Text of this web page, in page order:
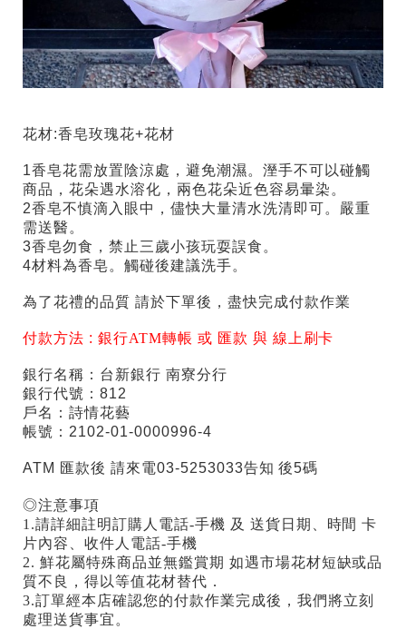
花材:香皂玫瑰花+花材
1香皂花需放置陰涼處，避免潮濕。溼手不可以碰觸
商品，花朵遇水溶化，兩色花朵近色容易暈染。
2香皂不慎滴入眼中，儘快大量清水洗清即可。嚴重
需送醫。
3香皂勿食，禁止三歲小孩玩耍誤食。
4材料為香皂。觸碰後建議洗手。
為了花禮的品質 請於下單後，盡快完成付款作業
付款方法 :銀行ATM轉帳 或 匯款 與 線上刷卡
銀行名稱：台新銀行 南寮分行
銀行代號：812
戶名：詩情花藝
帳號：2102-01-0000996-4
ATM 匯款後 請來電03-5253033告知 後5碼
◎注意事項
1.請詳細註明訂購人電話-手機 及 送貨日期、時間 卡
片內容、收件人電話-手機
2. 鮮花屬特殊商品並無鑑賞期 如遇市場花材短缺或品
質不良，得以等值花材替代．
3.訂單經本店確認您的付款作業完成後，我們將立刻
處理送貨事宜。